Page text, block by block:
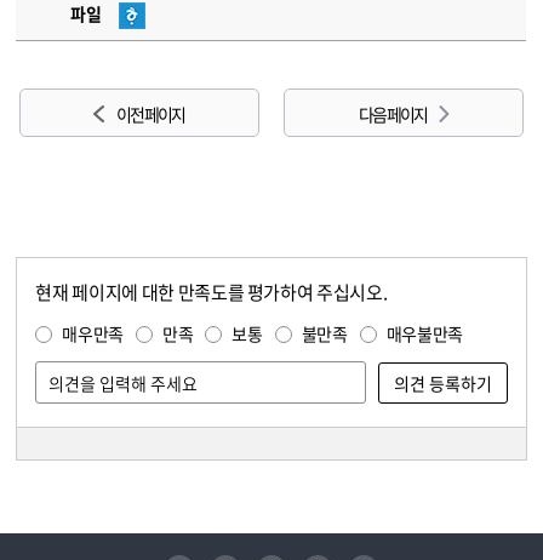
파일
이전 페이지 다음 페이지
현재 페이지에 대한 만족도를 평가하여 주십시오.
매우만족 만족 보통 불만족 매우불만족
유튜브 페이스북 인스타그램 블로그 트위터